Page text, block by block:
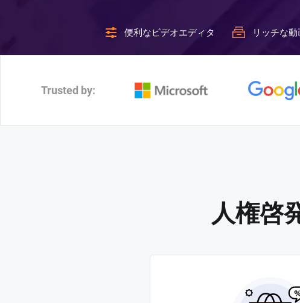
便利なビデオエディタ リッチな
Trusted by:
人権啓